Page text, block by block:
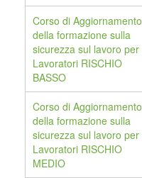
Corso di Aggiornamento
della formazione sulla
sicurezza sul lavoro per
Lavoratori RISCHIO
BASSO
Corso di Aggiornamento
della formazione sulla
sicurezza sul lavoro per
Lavoratori RISCHIO
MEDIO